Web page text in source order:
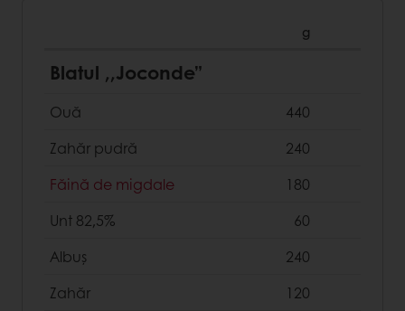
g
Blatul ,,Joconde”
Ouă
440
Zahăr pudră
240
Făină de migdale
180
Unt 82,5%
60
Albuș
240
Zahăr
120